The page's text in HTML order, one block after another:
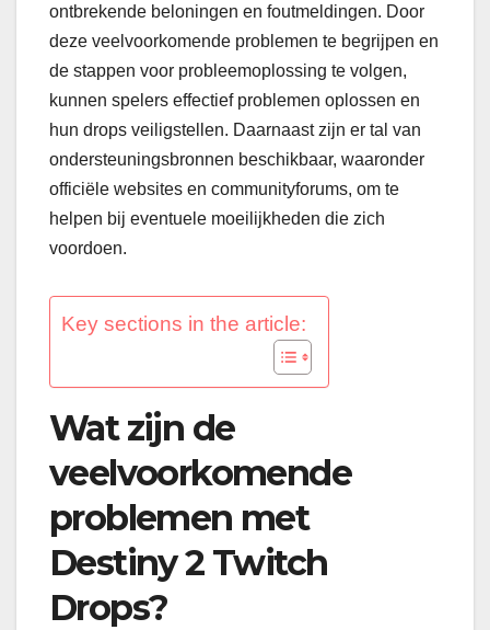
ontbrekende beloningen en foutmeldingen. Door
deze veelvoorkomende problemen te begrijpen en
de stappen voor probleemoplossing te volgen,
kunnen spelers effectief problemen oplossen en
hun drops veiligstellen. Daarnaast zijn er tal van
ondersteuningsbronnen beschikbaar, waaronder
officiële websites en communityforums, om te
helpen bij eventuele moeilijkheden die zich
voordoen.
Key sections in the article:
Wat zijn de
veelvoorkomende
problemen met
Destiny 2 Twitch
Drops?